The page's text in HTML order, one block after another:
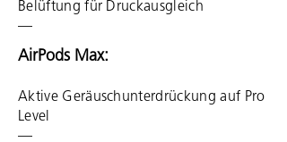
Belüf­tung für Druckausgleich
—
AirPods Max:
Aktive Geräusch­unter­drückung auf Pro
Level
—